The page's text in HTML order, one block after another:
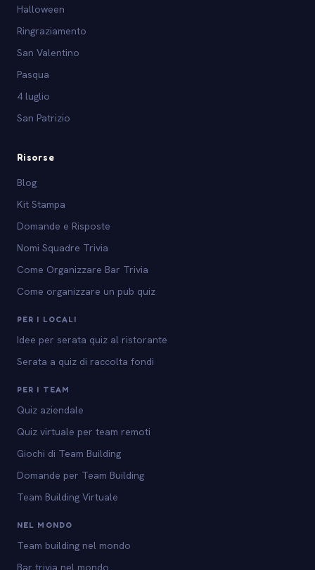
Halloween
Ringraziamento
San Valentino
Pasqua
4 luglio
San Patrizio
Risorse
Blog
Kit Stampa
Domande e Risposte
Nomi Squadre Trivia
Come Organizzare Bar Trivia
Come organizzare un pub quiz
PER I LOCALI
Idee per serata quiz al ristorante
Serata a quiz di raccolta fondi
PER I TEAM
Quiz aziendale
Quiz virtuale per team remoti
Giochi di Team Building
Domande per Team Building
Team Building Virtuale
NEL MONDO
Team building nel mondo
Bar trivia nel mondo